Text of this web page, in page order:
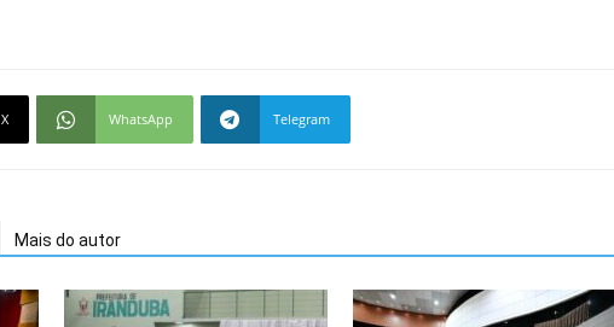
X WhatsApp Telegram
Mais do autor